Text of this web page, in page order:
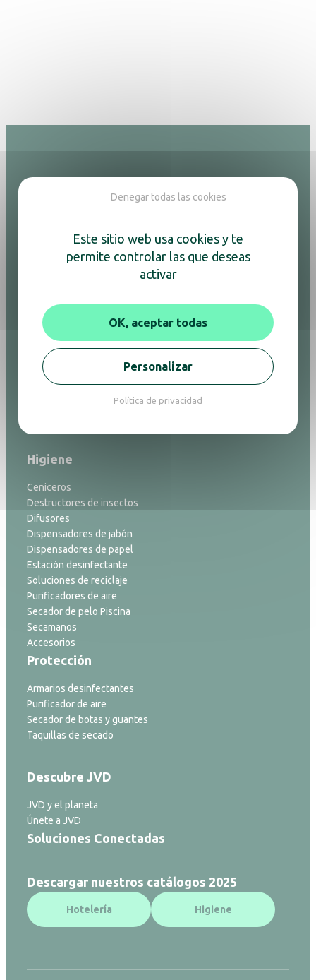
Bandejas de bienvenida
Hervidores y cafeteras
Minibares
Planchado
Portaequipajes
Purificadores de aire
Relojes
Higiene
Ceniceros
Destructores de insectos
Difusores
Dispensadores de jabón
Dispensadores de papel
Estación desinfectante
Soluciones de reciclaje
Purificadores de aire
Secador de pelo Piscina
Secamanos
Accesorios
Protección
Armarios desinfectantes
Purificador de aire
Secador de botas y guantes
Taquillas de secado
Descubre JVD
JVD y el planeta
Únete a JVD
Soluciones Conectadas
Descargar nuestros catálogos 2025
Hotelería Higiene
Este sitio web usa cookies y te
permite controlar las que deseas
activar
OK, aceptar todas
Denegar todas las cookies
Personalizar
Política de privacidad